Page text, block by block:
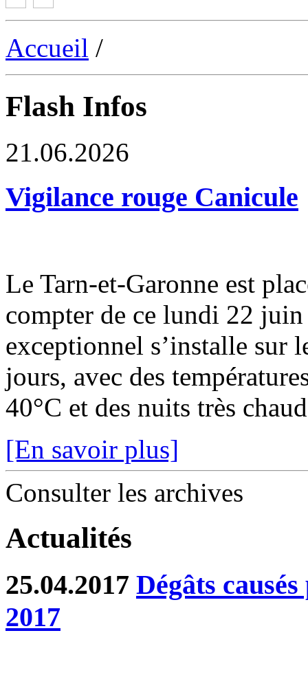
Accueil /
Flash Infos
21.06.2026
Vigilance rouge Canicule
Le Tarn-et-Garonne est
compter de ce lundi 22
exceptionnel s’installe sur
jours, avec des
40°C et des nuits très
[En savoir plus]
Consulter les archives
Actualités
25.04.2017 Dégâts
2017